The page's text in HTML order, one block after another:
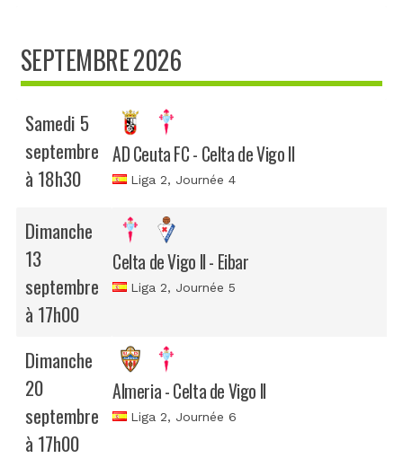
SEPTEMBRE 2026
Samedi 5
septembre
à 18h30
AD Ceuta FC - Celta de Vigo II
Liga 2, Journée 4
Dimanche
13
septembre
à 17h00
Celta de Vigo II - Eibar
Liga 2, Journée 5
Dimanche
20
septembre
à 17h00
Almeria - Celta de Vigo II
Liga 2, Journée 6